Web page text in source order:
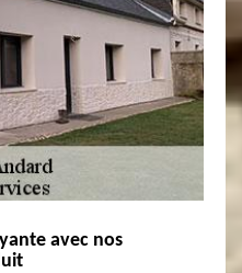
avec nos